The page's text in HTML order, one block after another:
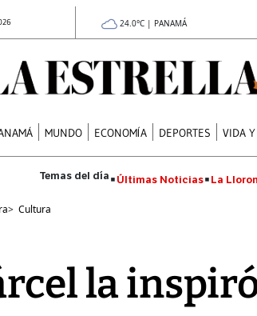
24.0°C | PANAMÁ
MUNDO ECONOMÍA DEPORTES VIDA
Últimas Noticias La
> Cultura
la